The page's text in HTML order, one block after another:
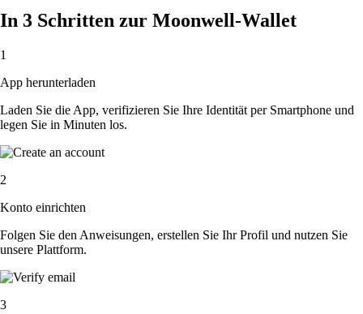
In 3 Schritten zur Moonwell-Wallet
1
App herunterladen
Laden Sie die App, verifizieren Sie Ihre Identität per Smartphone und
legen Sie in Minuten los.
2
Konto einrichten
Folgen Sie den Anweisungen, erstellen Sie Ihr Profil und nutzen Sie
unsere Plattform.
3